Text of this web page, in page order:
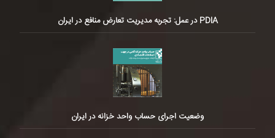
PDIA در عمل: تجربه مدیریت تعارض منافع در ایران
وضعیت اجرای حساب واحد خزانه در ایران